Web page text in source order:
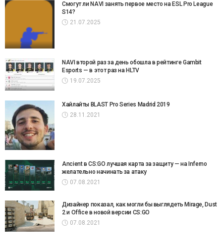
Смогут ли NAVI занять первое место на ESL Pro League
S14?
21.07.2025
NAVI второй раз за день обошла в рейтинге Gambit
Esports — в этот раз на HLTV
19.07.2025
Хайлайты BLAST Pro Series Madrid 2019
28.11.2021
Ancient в CS:GO лучшая карта за защиту — на Inferno
желательно начинать за атаку
07.08.2021
Дизайнер показал, как могли бы выглядеть Mirage, Dust
2 и Office в новой версии CS:GO
07.08.2021